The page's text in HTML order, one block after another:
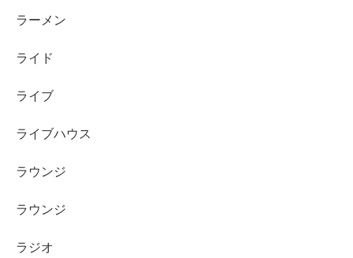
ラーメン
ライド
ライブ
ライブハウス
ラウンジ
ラウンジ
ラジオ